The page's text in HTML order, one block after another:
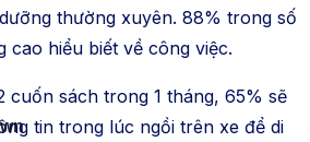
thường xuyên. 88% trong số
cao hiểu biết về công việc.
cuốn sách trong 1 tháng, 65% sẽ
tin trong lúc ngồi trên xe để di